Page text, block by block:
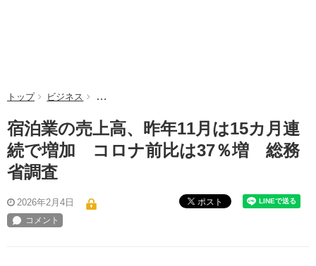
トップ ビジネス 宿泊業の売上高、昨年11月は15カ月連続で増加 コ
宿泊業の売上高、昨年11月は15カ月連
続で増加 コロナ前比は37％増 総務
省調査
2026年2月4日 ポスト